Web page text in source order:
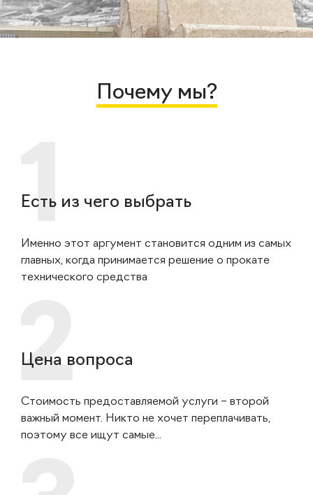
Почему мы?
Есть из чего выбрать
Именно этот аргумент становится одним из самых
главных, когда принимается решение о прокате
технического средства
Цена вопроса
Стоимость предоставляемой услуги – второй
важный момент. Никто не хочет переплачивать,
поэтому все ищут самые...